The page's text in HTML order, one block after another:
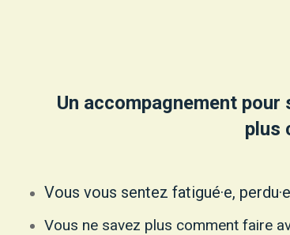
Un accompagnement
plus
Vous vous sentez fatigué·e,
Vous ne savez plus comment faire